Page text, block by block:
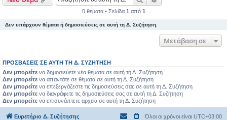
0 θέματα • Σελίδα 1 από 1
Δεν υπάρχουν θέματα ή δημοσιεύσεις σε αυτή τη Δ. Συζήτηση.
Μετάβαση σε
ΠΡΟΣΒΆΣΕΙΣ ΣΕ ΑΥΤΉ ΤΗ Δ. ΣΥΖΉΤΗΣΗ
Δεν μπορείτε να δημοσιεύετε νέα θέματα σε αυτή τη Δ. Συζήτηση
Δεν μπορείτε να απαντάτε σε θέματα σε αυτή τη Δ. Συζήτηση
Δεν μπορείτε να επεξεργάζεστε τις δημοσιεύσεις σας σε αυτή τη Δ. Συζήτηση
Δεν μπορείτε να διαγράφετε τις δημοσιεύσεις σας σε αυτή τη Δ. Συζήτηση
Δεν μπορείτε να επισυνάπτετε αρχεία σε αυτή τη Δ. Συζήτηση
Ευρετήριο Δ. Συζήτησης Όλοι οι χρόνοι είναι UTC+03:00